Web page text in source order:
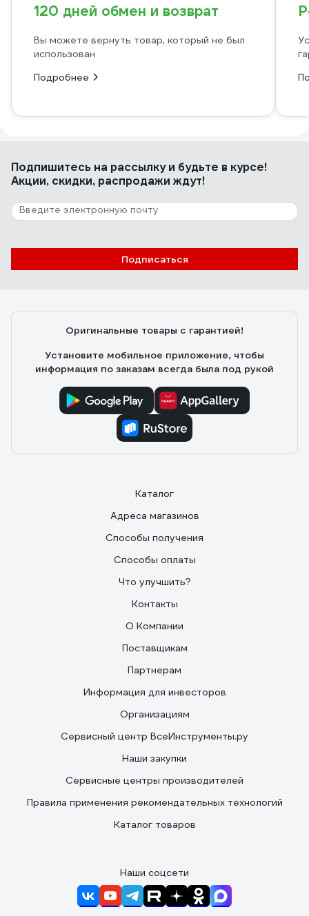
120 дней обмен и возврат
Вы можете вернуть товар, который не был
использован
Подробнее
Подпишитесь на рассылкуи будьте в курсе!
Акции, скидки, распродажи ждут!
Подписаться
Оригинальные товары с гарантией!
Установите мобильное приложение, чтобы
информация по заказам всегда была под рукой
Каталог
Адреса магазинов
Способы получения
Способы оплаты
Что улучшить?
Контакты
О Компании
Поставщикам
Партнерам
Информация для инвесторов
Организациям
Сервисный центр ВсеИнструменты.ру
Наши закупки
Сервисные центры производителей
Правила применения рекомендательных технологий
Каталог товаров
Наши соцсети